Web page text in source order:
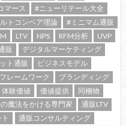
マース
#ニューリテール大全
トコンベア理論
#ミニマム通販
LTV NPS RFM分析
UVP
販
デジタルマーケティング
ト通販
ビジネスモデル
フレームワーク
ブランディング
体験価値 価値提供
同梱物
魔法をかける専門家
通販LTV
通販コンサルティング